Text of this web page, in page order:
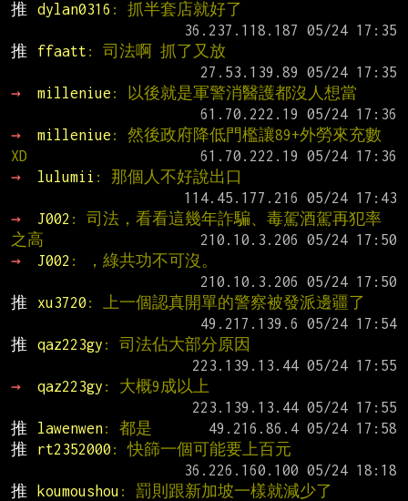
推
dylan0316 : 抓半套店就好了
推
ffaatt : 司法啊 抓了又放
→
milleniue : 以後就是軍警消醫護都沒人想當
→
milleniue : 然後政府降低門檻讓89+外勞來充數
XD
→
lulumii : 那個人不好說出口
→
J002 : 司法，看看這幾年詐騙、毒駕酒駕再犯率
之高
→
J002 : ，綠共功不可沒。
推
xu3720 : 上一個認真開單的警察被發派邊疆了
推
qaz223gy : 司法佔大部分原因
→
qaz223gy : 大概9成以上
推
lawenwen: 都是
推
rt2352000 : 快篩一個可能要上百元
推
koumoushou : 罰則跟新加坡一樣就減少了